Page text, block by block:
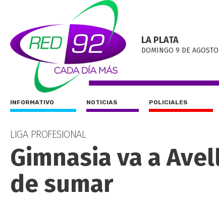
LA PLATA
DOMINGO 9 DE AGOSTO
INFORMATIVO NOTICIAS POLICIALES
LIGA PROFESIONAL
Gimnasia va a
de sumar